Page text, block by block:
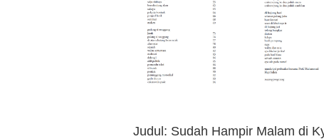
Judul: Sudah Hampir Malam di